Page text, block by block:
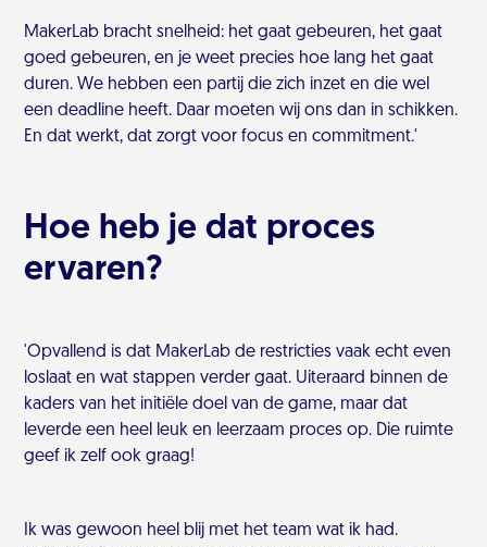
MakerLab bracht snelheid: het gaat gebeuren, het gaat
goed gebeuren, en je weet precies hoe lang het gaat
duren. We hebben een partij die zich inzet en die wel
een deadline heeft. Daar moeten wij ons dan in schikken.
En dat werkt, dat zorgt voor focus en commitment.'
Hoe heb je dat proces
ervaren?
'Opvallend is dat MakerLab de restricties vaak echt even
loslaat en wat stappen verder gaat. Uiteraard binnen de
kaders van het initiële doel van de game, maar dat
leverde een heel leuk en leerzaam proces op. Die ruimte
geef ik zelf ook graag!
Ik was gewoon heel blij met het team wat ik had.